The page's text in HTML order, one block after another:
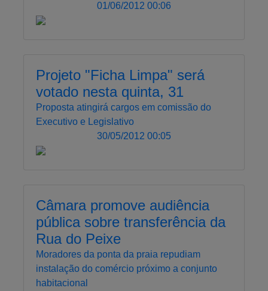
01/06/2012 00:06
Projeto "Ficha Limpa" será
votado nesta quinta, 31
Proposta atingirá cargos em comissão do
Executivo e Legislativo
30/05/2012 00:05
Câmara promove audiência
pública sobre transferência da
Rua do Peixe
Moradores da ponta da praia repudiam
instalação do comércio próximo a conjunto
habitacional